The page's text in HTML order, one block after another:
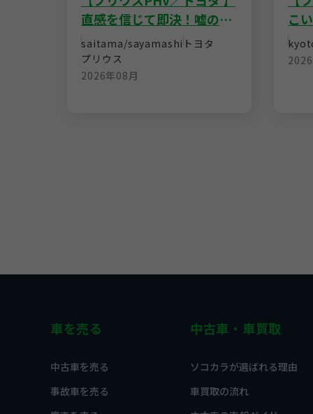
直感を信じて即決！嘘のな
い説明が信頼できた
saitama/sayamashi トヨタ
プリウス
2026年08月
こ
寧
安
車を売る
中古車を売る
事故車を売る
中古車・車買取
ソコカラが選ばれる理由
車買取の流れ